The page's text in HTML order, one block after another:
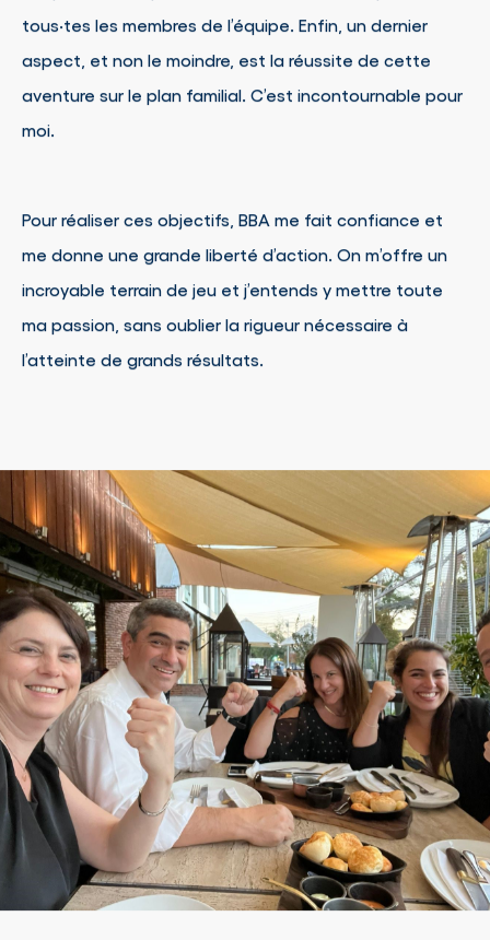
tous·tes les membres de l’équipe. Enfin, un dernier
aspect, et non le moindre, est la réussite de cette
aventure sur le plan familial. C’est incontournable pour
moi.
Pour réaliser ces objectifs, BBA me fait confiance et
me donne une grande liberté d’action. On m’offre un
incroyable terrain de jeu et j’entends y mettre toute
ma passion, sans oublier la rigueur nécessaire à
l’atteinte de grands résultats.